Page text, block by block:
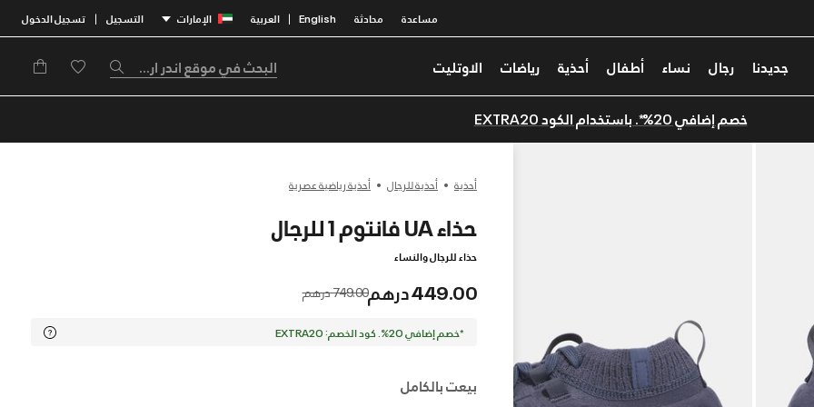
مساعدة محادثة English
| العربية الإمارات التسجيل | تسجيل الدخول
جديدنا رجال نساء أطفال أحذية رياضات الاوتليت
خصم إضافي 20%*. باستخدام الكود EXTRA20
أحذية أحذية للرجال أحذية رياضية عصرية
حذاء UA فانتوم 1 للرجال
حذاء للرجال والنساء
449.00 درهم Price reduced from
749.00 درهم to
*خصم إضافي 20%. كود الخصم: EXTRA20
بيعت بالكامل